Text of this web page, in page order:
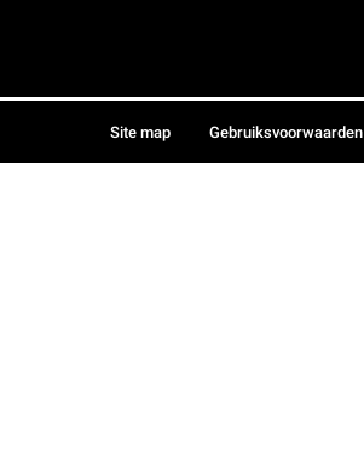
Site map Gebruiksvoorwaarden